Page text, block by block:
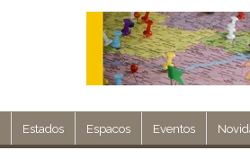
Estados Espacos Eventos